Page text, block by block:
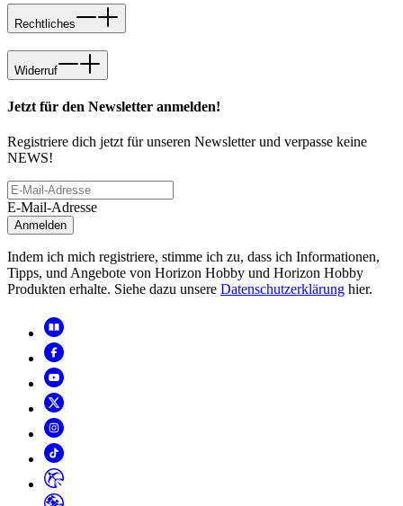
Rechtliches
Widerruf
Jetzt für den Newsletter anmelden!
Registriere dich jetzt für unseren Newsletter und verpasse keine
NEWS!
E-Mail-Adresse
Anmelden
Indem ich mich registriere, stimme ich zu, dass ich Informationen,
Tipps, und Angebote von Horizon Hobby und Horizon Hobby
Produkten erhalte. Siehe dazu unsere Datenschutzerklärung hier.